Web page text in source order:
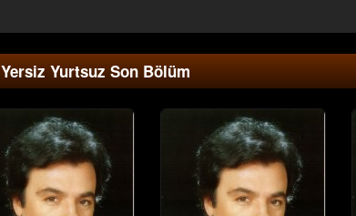
Yersiz Yurtsuz Son Bölüm